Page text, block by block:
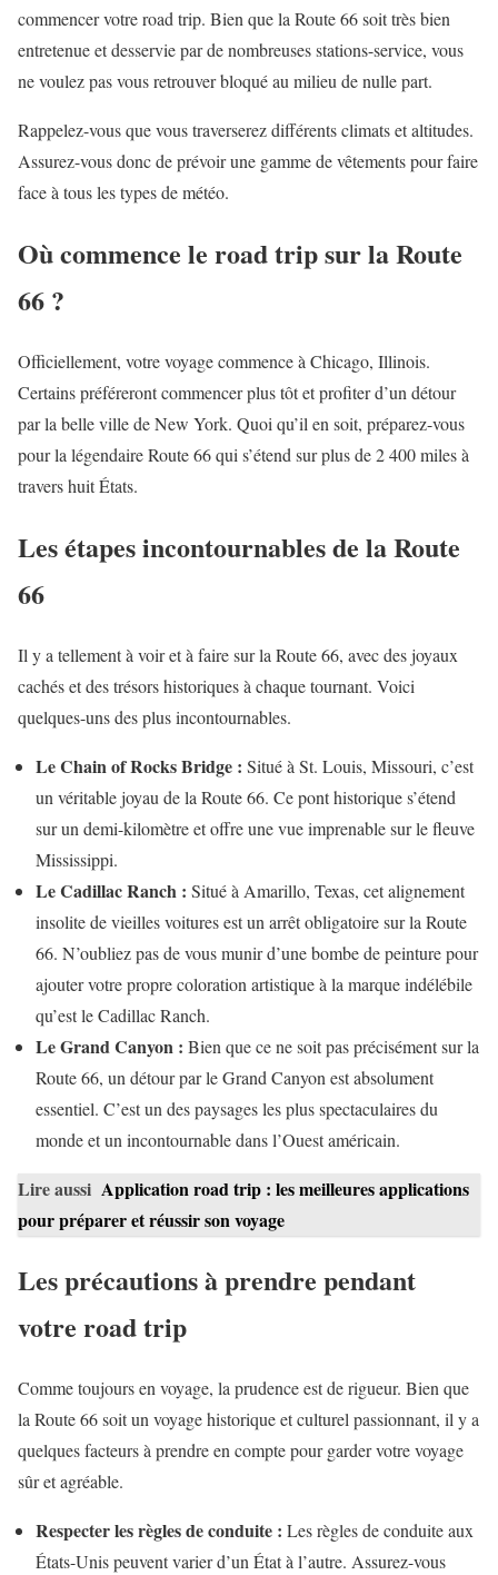
commencer votre road trip. Bien que la Route 66 soit très bien
entretenue et desservie par de nombreuses stations-service, vous
ne voulez pas vous retrouver bloqué au milieu de nulle part.
Rappelez-vous que vous traverserez différents climats et altitudes.
Assurez-vous donc de prévoir une gamme de vêtements pour faire
face à tous les types de météo.
Où commence le road trip sur la Route
66 ?
Officiellement, votre voyage commence à Chicago, Illinois.
Certains préféreront commencer plus tôt et profiter d’un détour
par la belle ville de New York. Quoi qu’il en soit, préparez-vous
pour la légendaire Route 66 qui s’étend sur plus de 2 400 miles à
travers huit États.
Les étapes incontournables de la Route
66
Il y a tellement à voir et à faire sur la Route 66, avec des joyaux
cachés et des trésors historiques à chaque tournant. Voici
quelques-uns des plus incontournables.
Le Chain of Rocks Bridge : Situé à St. Louis, Missouri, c’est
un véritable joyau de la Route 66. Ce pont historique s’étend
sur un demi-kilomètre et offre une vue imprenable sur le fleuve
Mississippi.
Le Cadillac Ranch : Situé à Amarillo, Texas, cet alignement
insolite de vieilles voitures est un arrêt obligatoire sur la Route
66. N’oubliez pas de vous munir d’une bombe de peinture pour
ajouter votre propre coloration artistique à la marque indélébile
qu’est le Cadillac Ranch.
Le Grand Canyon : Bien que ce ne soit pas précisément sur la
Route 66, un détour par le Grand Canyon est absolument
essentiel. C’est un des paysages les plus spectaculaires du
monde et un incontournable dans l’Ouest américain.
Lire aussi Application road trip : les meilleures applications
pour préparer et réussir son voyage
Les précautions à prendre pendant
votre road trip
Comme toujours en voyage, la prudence est de rigueur. Bien que
la Route 66 soit un voyage historique et culturel passionnant, il y a
quelques facteurs à prendre en compte pour garder votre voyage
sûr et agréable.
Respecter les règles de conduite : Les règles de conduite aux
États-Unis peuvent varier d’un État à l’autre. Assurez-vous